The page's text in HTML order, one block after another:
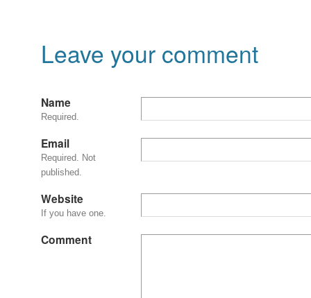
Leave your comment
Name
Required.
Email
Required. Not
published.
Website
If you have one.
Comment